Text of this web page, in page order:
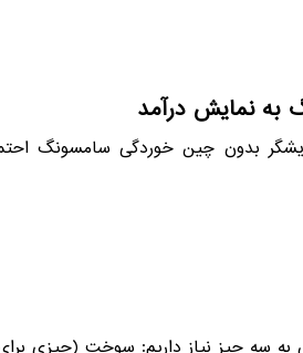
به نمایش درآمد
بدون چین خوردگی سامسونگ
به سه چیز نیاز داریم: سوخت (چیزی